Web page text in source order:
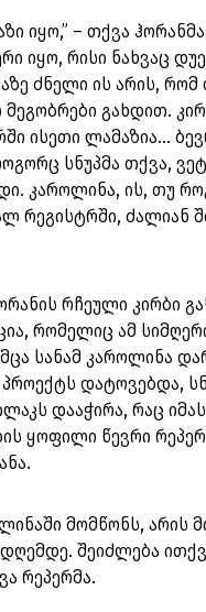
იყო,” – თქვა
იყო, რისი ნახვაც
ძნელი ის არის, რომ
გახდით.
ისეთი ლამაზია…
სნუპმა თქვა,
კაროლინა, ის, თუ
რეგისტრში, ძალიან
რჩეული კირბი
რომელიც ამ
სანამ კაროლინა
პროექტს დატოვებდა,
დააჭირა, რაც
ყოფილი წევრი
მომწონს, არის
შეიძლება
რეპერმა.